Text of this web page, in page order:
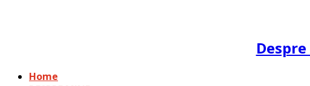
Home